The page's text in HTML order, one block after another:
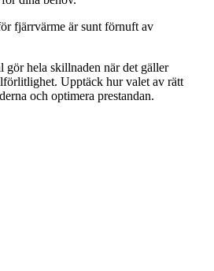
fjärrvärme är sunt förnuft av
gör hela skillnaden när det gäller
Upptäck hur valet av rätt
och optimera prestandan.